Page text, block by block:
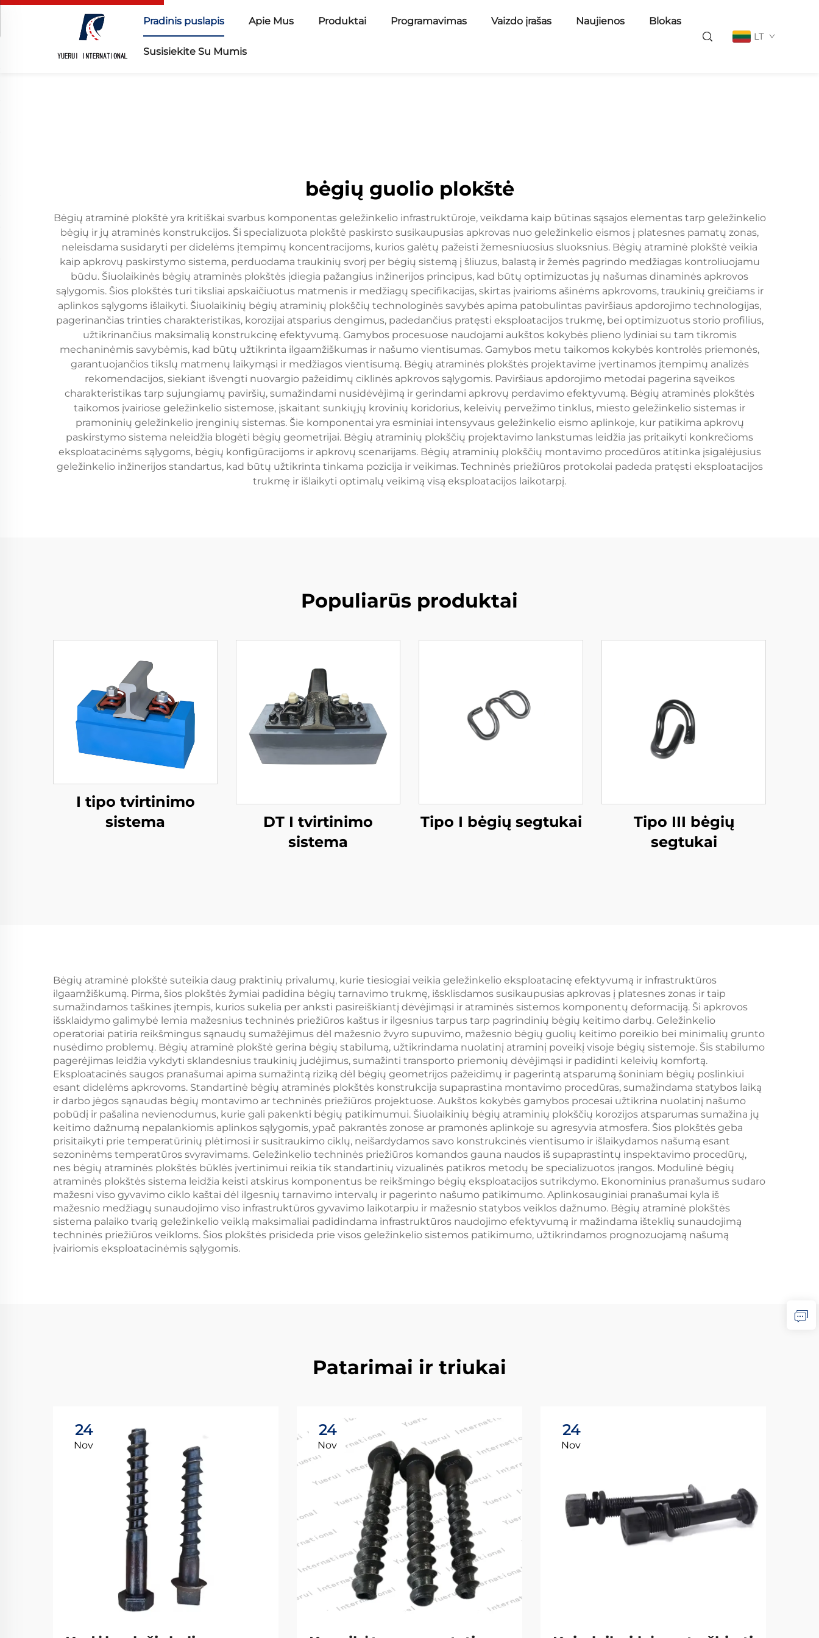
Pradinis puslapis Apie Mus Produktai Programavimas Vaizdo įrašas Naujienos Blokas
Susisiekite Su Mumis
LT
bėgių guolio plokštė
Bėgių atraminė plokštė yra kritiškai svarbus komponentas geležinkelio infrastruktūroje, veikdama kaip būtinas sąsajos elementas tarp geležinkelio
bėgių ir jų atraminės konstrukcijos. Ši specializuota plokštė paskirsto susikaupusias apkrovas nuo geležinkelio eismos į platesnes pamatų zonas,
neleisdama susidaryti per didelėms įtempimų koncentracijoms, kurios galėtų pažeisti žemesniuosius sluoksnius. Bėgių atraminė plokštė veikia
kaip apkrovų paskirstymo sistema, perduodama traukinių svorį per bėgių sistemą į šliuzus, balastą ir žemės pagrindo medžiagas kontroliuojamu
būdu. Šiuolaikinės bėgių atraminės plokštės įdiegia pažangius inžinerijos principus, kad būtų optimizuotas jų našumas dinaminės apkrovos
sąlygomis. Šios plokštės turi tiksliai apskaičiuotus matmenis ir medžiagų specifikacijas, skirtas įvairioms ašinėms apkrovoms, traukinių greičiams ir
aplinkos sąlygoms išlaikyti. Šiuolaikinių bėgių atraminių plokščių technologinės savybės apima patobulintas paviršiaus apdorojimo technologijas,
pagerinančias trinties charakteristikas, korozijai atsparius dengimus, padedančius pratęsti eksploatacijos trukmę, bei optimizuotus storio profilius,
užtikrinančius maksimalią konstrukcinę efektyvumą. Gamybos procesuose naudojami aukštos kokybės plieno lydiniai su tam tikromis
mechaninėmis savybėmis, kad būtų užtikrinta ilgaamžiškumas ir našumo vientisumas. Gamybos metu taikomos kokybės kontrolės priemonės,
garantuojančios tikslų matmenų laikymąsi ir medžiagos vientisumą. Bėgių atraminės plokštės projektavime įvertinamos įtempimų analizės
rekomendacijos, siekiant išvengti nuovargio pažeidimų ciklinės apkrovos sąlygomis. Paviršiaus apdorojimo metodai pagerina sąveikos
charakteristikas tarp sujungiamų paviršių, sumažindami nusidėvėjimą ir gerindami apkrovų perdavimo efektyvumą. Bėgių atraminės plokštės
taikomos įvairiose geležinkelio sistemose, įskaitant sunkiųjų krovinių koridorius, keleivių pervežimo tinklus, miesto geležinkelio sistemas ir
pramoninių geležinkelio įrenginių sistemas. Šie komponentai yra esminiai intensyvaus geležinkelio eismo aplinkoje, kur patikima apkrovų
paskirstymo sistema neleidžia blogėti bėgių geometrijai. Bėgių atraminių plokščių projektavimo lankstumas leidžia jas pritaikyti konkrečioms
eksploatacinėms sąlygoms, bėgių konfigūracijoms ir apkrovų scenarijams. Bėgių atraminių plokščių montavimo procedūros atitinka įsigalėjusius
geležinkelio inžinerijos standartus, kad būtų užtikrinta tinkama pozicija ir veikimas. Techninės priežiūros protokolai padeda pratęsti eksploatacijos
trukmę ir išlaikyti optimalų veikimą visą eksploatacijos laikotarpį.
Populiarūs produktai
I tipo tvirtinimo
sistema
DT I tvirtinimo
sistema
Tipo I bėgių segtukai
Tipo III bėgių
segtukai
Bėgių atraminė plokštė suteikia daug praktinių privalumų, kurie tiesiogiai veikia geležinkelio eksploatacinę efektyvumą ir infrastruktūros
ilgaamžiškumą. Pirma, šios plokštės žymiai padidina bėgių tarnavimo trukmę, išsklisdamos susikaupusias apkrovas į platesnes zonas ir taip
sumažindamos taškines įtempis, kurios sukelia per anksti pasireiškiantį dėvėjimąsi ir atraminės sistemos komponentų deformaciją. Ši apkrovos
išsklaidymo galimybė lemia mažesnius techninės priežiūros kaštus ir ilgesnius tarpus tarp pagrindinių bėgių keitimo darbų. Geležinkelio
operatoriai patiria reikšmingus sąnaudų sumažėjimus dėl mažesnio žvyro supuvimo, mažesnio bėgių guolių keitimo poreikio bei minimalių grunto
nusėdimo problemų. Bėgių atraminė plokštė gerina bėgių stabilumą, užtikrindama nuolatinį atraminį poveikį visoje bėgių sistemoje. Šis stabilumo
pagerėjimas leidžia vykdyti sklandesnius traukinių judėjimus, sumažinti transporto priemonių dėvėjimąsi ir padidinti keleivių komfortą.
Eksploatacinės saugos pranašumai apima sumažintą riziką dėl bėgių geometrijos pažeidimų ir pagerintą atsparumą šoniniam bėgių poslinkiui
esant didelėms apkrovoms. Standartinė bėgių atraminės plokštės konstrukcija supaprastina montavimo procedūras, sumažindama statybos laiką
ir darbo jėgos sąnaudas bėgių montavimo ar techninės priežiūros projektuose. Aukštos kokybės gamybos procesai užtikrina nuolatinį našumo
pobūdį ir pašalina nevienodumus, kurie gali pakenkti bėgių patikimumui. Šiuolaikinių bėgių atraminių plokščių korozijos atsparumas sumažina jų
keitimo dažnumą nepalankiomis aplinkos sąlygomis, ypač pakrantės zonose ar pramonės aplinkoje su agresyvia atmosfera. Šios plokštės geba
prisitaikyti prie temperatūrinių plėtimosi ir susitraukimo ciklų, neišardydamos savo konstrukcinės vientisumo ir išlaikydamos našumą esant
sezoninėms temperatūros svyravimams. Geležinkelio techninės priežiūros komandos gauna naudos iš supaprastintų inspektavimo procedūrų,
nes bėgių atraminės plokštės būklės įvertinimui reikia tik standartinių vizualinės patikros metodų be specializuotos įrangos. Modulinė bėgių
atraminės plokštės sistema leidžia keisti atskirus komponentus be reikšmingo bėgių eksploatacijos sutrikdymo. Ekonominius pranašumus sudaro
mažesni viso gyvavimo ciklo kaštai dėl ilgesnių tarnavimo intervalų ir pagerinto našumo patikimumo. Aplinkosauginiai pranašumai kyla iš
mažesnio medžiagų sunaudojimo viso infrastruktūros gyvavimo laikotarpiu ir mažesnio statybos veiklos dažnumo. Bėgių atraminė plokštės
sistema palaiko tvarią geležinkelio veiklą maksimaliai padidindama infrastruktūros naudojimo efektyvumą ir mažindama išteklių sunaudojimą
techninės priežiūros veikloms. Šios plokštės prisideda prie visos geležinkelio sistemos patikimumo, užtikrindamos prognozuojamą našumą
įvairiomis eksploatacinėmis sąlygomis.
Patarimai ir triukai
24
Nov
24
Nov
24
Nov